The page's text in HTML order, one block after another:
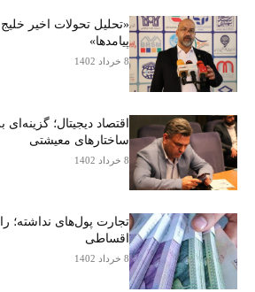
«تحلیل تحولات اخیر
پیامدها»
8 خرداد 1402
اقتصاد دیجیتال؛ گزینه‌ای
ساختارهای معیشتی
8 خرداد 1402
تجارت پول‌های نداشته؛
اقساطی
8 خرداد 1402